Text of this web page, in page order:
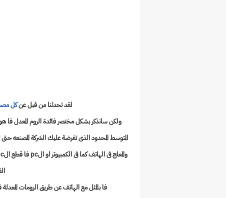
لقد تحدثنا من قبل عنكل
ولكن سانذكر بشكل مختصر فائدة الروم المعدل فا
المتوسط المحدود الذى تفرضة عليك الشركة المصنعه
فا بالمثل مع الهاتف عن طريق الرومات